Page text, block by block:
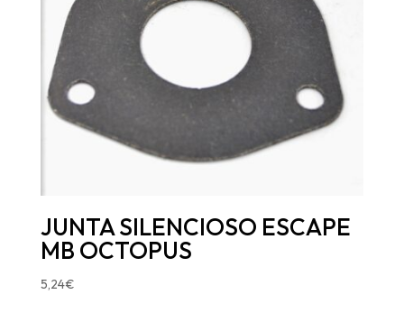
JUNTA SILENCIOSO ESCAPE
MB OCTOPUS
5,24€